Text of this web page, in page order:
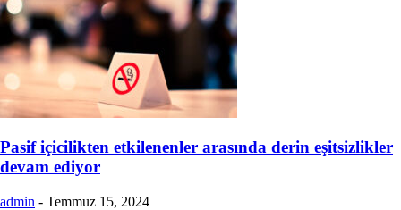
Pasif içicilikten etkilenenler arasında derin eşitsizlikler
devam ediyor
admin - Temmuz 15, 2024